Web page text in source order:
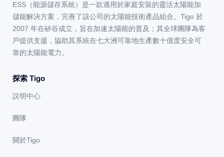
ESS（能源儲存系統）是一款適用於家庭安裝的靈活太陽能加
儲能解決方案，完善了該公司的太陽能技術產品組合。Tigo 於
2007 年在矽谷成立，旨在加速太陽能的普及；其全球團隊為客
戶提供支援，協助其系統在七大洲可靠地生產數十億度安全可
靠的太陽能電力。
探索 Tigo
説明中心
團隊
關於Tigo